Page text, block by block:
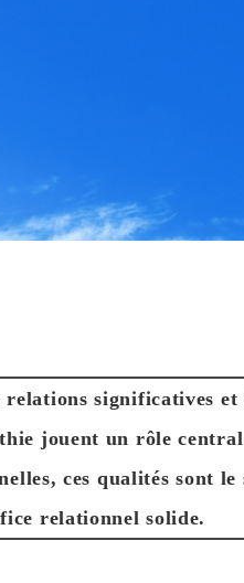
relations significatives
jouent un rôle
ces qualités sont le
relationnel solide.